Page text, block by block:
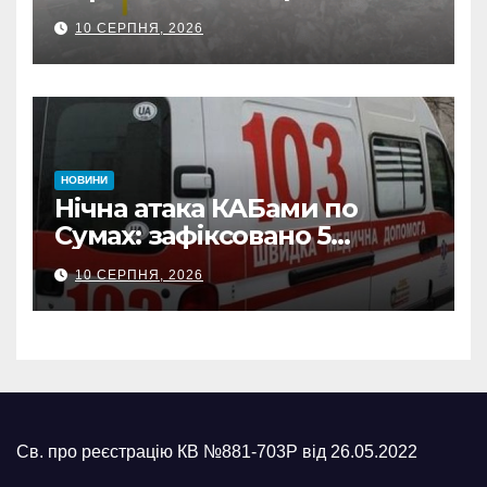
Сумщини документує
наслідки масованих
ворожих обстрілів
10 СЕРПНЯ, 2026
НОВИНИ
Нічна атака КАБами по
Сумах: зафіксовано 5
влучань, щонайменше
п’ятеро поранених
10 СЕРПНЯ, 2026
Св. про реєстрацію КВ №881-703Р від 26.05.2022